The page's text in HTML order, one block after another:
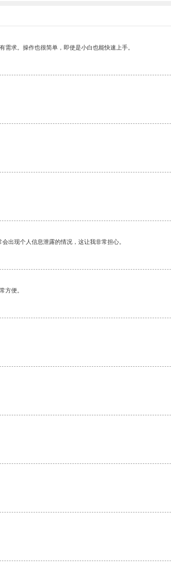
求。操作也很简单，即使是小白也能快速上手。
出现个人信息泄露的情况，这让我非常担心。
方便。